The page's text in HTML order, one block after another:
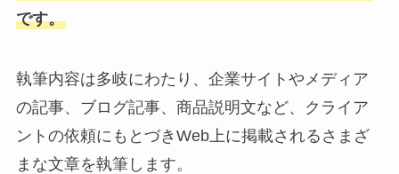
です。
執筆内容は多岐にわたり、企業サイトやメディア
の記事、ブログ記事、商品説明文など、クライア
ントの依頼にもとづきWeb上に掲載されるさまざ
まな文章を執筆します。